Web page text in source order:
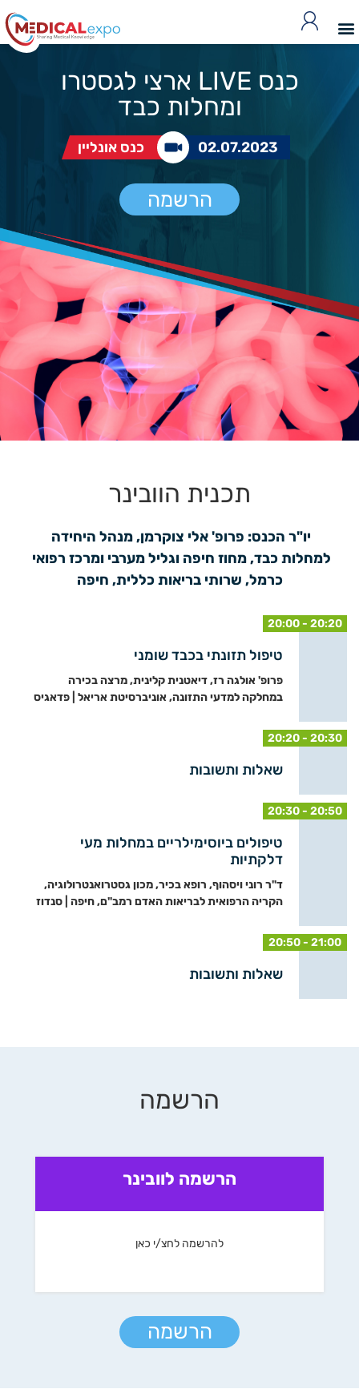
כנס LIVE ארצי לגסטרו
ומחלות כבד
02.07.2023 כנס אונליין
הרשמה
תכנית הוובינר
כרמל, שרותי בריאות כללית, חיפה
20:00 - 20:20
טיפול תזונתי בכבד שומני
פרופ' אולגה רז, דיאטנית קלינית, מרצה בכירה
במחלקה למדעי התזונה, אוניברסיטת אריאל | פדאגיס
20:20 - 20:30
שאלות ותשובות
20:30 - 20:50
טיפולים ביוסימילריים במחלות מעי
דלקתיות
ד"ר רוני ויסהוף, רופא בכיר, מכון גסטרואנטרולוגיה,
הקריה הרפואית לבריאות האדם רמב"ם, חיפה | סנדוז
20:50 - 21:00
שאלות ותשובות
הרשמה
הרשמה לוובינר
להרשמה לחצ/י כאן
הרשמה